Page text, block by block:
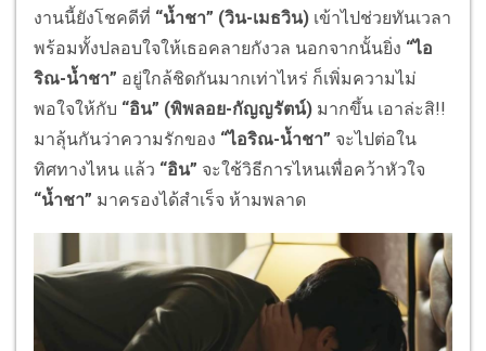
งานนี้ยังโชคดีที่ “น้ำชา” (วิน-เมธวิน) เข้าไปช่วยทันเวลา
พร้อมทั้งปลอบใจให้เธอคลายกังวล นอกจากนั้นยิ่ง “ไอ
ริณ-น้ำชา” อยู่ใกล้ชิดกันมากเท่าไหร่ ก็เพิ่มความไม่
พอใจให้กับ “อิน” (พิพลอย-กัญญรัตน์) มากขึ้น เอาล่ะสิ!!
มาลุ้นกันว่าความรักของ “ไอริณ-น้ำชา” จะไปต่อใน
ทิศทางไหน แล้ว “อิน” จะใช้วิธีการไหนเพื่อคว้าหัวใจ
“น้ำชา” มาครองได้สำเร็จ ห้ามพลาด